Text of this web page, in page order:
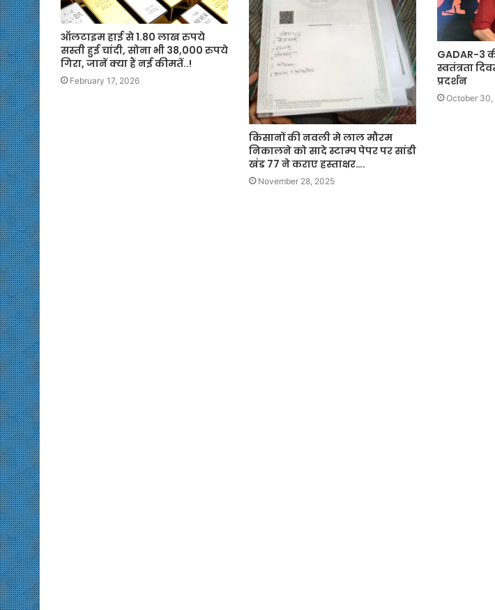
ऑलटाइम हाई से 1.80 लाख रुपये
सस्ती हुई चांदी, सोना भी 38,000 रुपये
गिरा, जानें क्या हैं नई कीमतें..!
February 17, 2026
किसानों की नवली मे लाल मौरम
निकालने को सादे स्टाम्प पेपर पर सांडी
खंड 77 ने कराए हस्ताक्षर….
November 28, 2025
GADAR-3
स्वतंत्रता
प्रदर्शन
October 30,